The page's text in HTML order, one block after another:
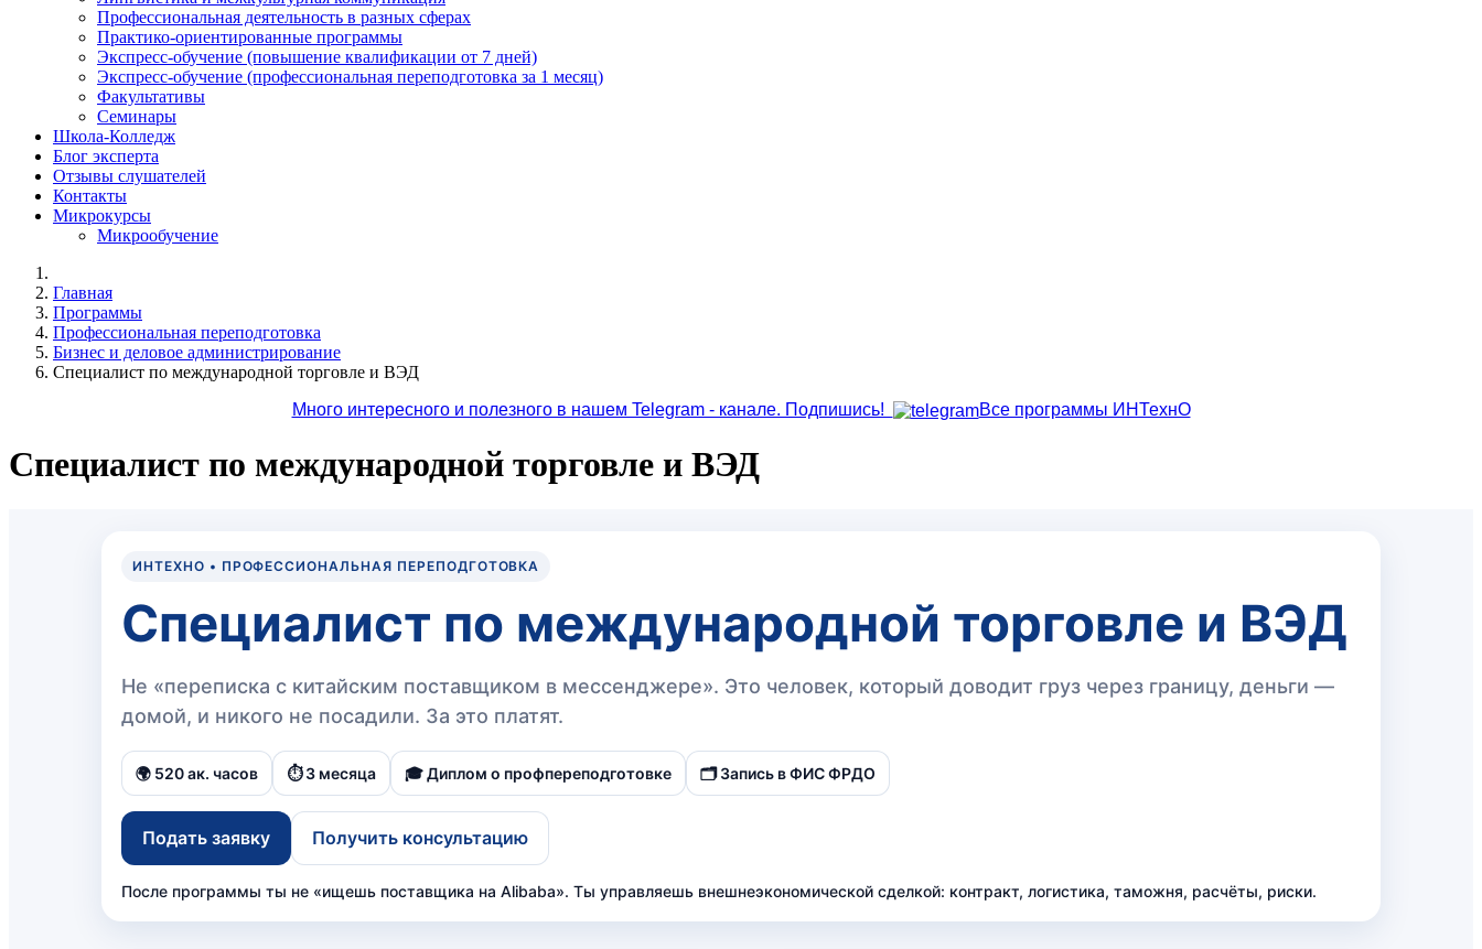
Профессиональная деятельность в разных сферах
Практико-ориентированные программы
Экспресс-обучение (повышение квалификации от 7 дней)
Экспресс-обучение (профессиональная переподготовка за 1 месяц)
Факультативы
Семинары
Школа-Колледж
Блог эксперта
Отзывы слушателей
Контакты
Микрокурсы
Микрообучение
Главная
Программы
Профессиональная переподготовка
Бизнес и деловое администрирование
Специалист по международной торговле и ВЭД
Много интересного и полезного в нашем Telegram - канале. Подпишись!
Все программы ИНТехнО
Специалист по международной торговле и ВЭД
ИНТЕХНО • ПРОФЕССИОНАЛЬНАЯ ПЕРЕПОДГОТОВКА
Специалист по международной торговле и ВЭД
Не «переписка с китайским поставщиком в мессенджере». Это человек, который доводит груз через границу, деньги —
домой, и никого не посадили. За это платят.
🌍 520 ак. часов ⏱️ 3 месяца 🎓 Диплом о профпереподготовке 🗂️ Запись в ФИС ФРДО
Подать заявку Получить консультацию
После программы ты не «ищешь поставщика на Alibaba». Ты управляешь внешнеэкономической сделкой: контракт, логистика, таможня, расчёты, риски.